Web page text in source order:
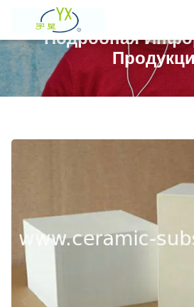
Подробная